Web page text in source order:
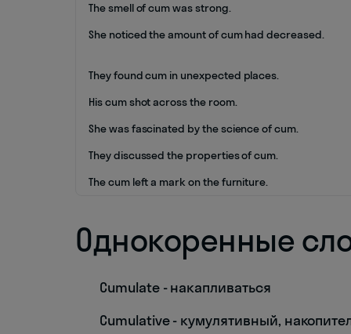
The smell of cum was strong.
She noticed the amount of cum had decreased.
They found cum in unexpected places.
His cum shot across the room.
She was fascinated by the science of cum.
They discussed the properties of cum.
The cum left a mark on the furniture.
Однокоренные
Cumulate - накапливаться
Cumulative - кумулятивный,